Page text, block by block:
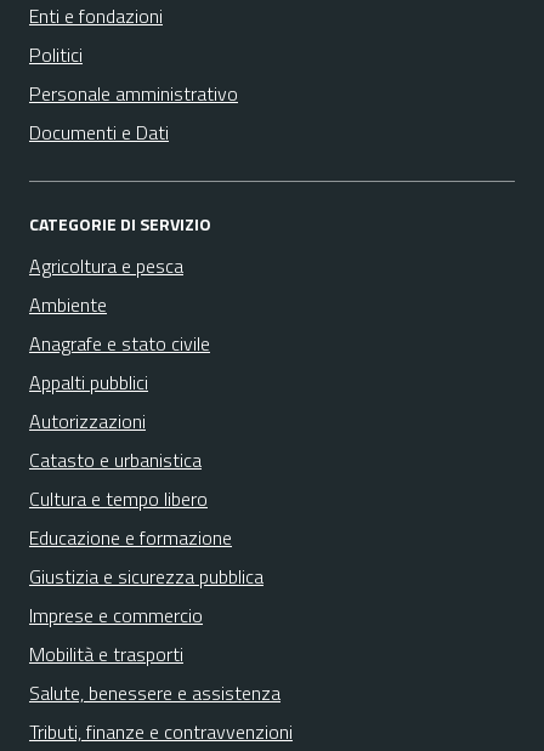
Enti e fondazioni
Politici
Personale amministrativo
Documenti e Dati
CATEGORIE DI SERVIZIO
Agricoltura e pesca
Ambiente
Anagrafe e stato civile
Appalti pubblici
Autorizzazioni
Catasto e urbanistica
Cultura e tempo libero
Educazione e formazione
Giustizia e sicurezza pubblica
Imprese e commercio
Mobilità e trasporti
Salute, benessere e assistenza
Tributi, finanze e contravvenzioni